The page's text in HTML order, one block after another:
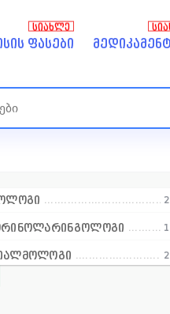
ფასები
ᲡᲘᲐᲮᲚᲔ
ექიმი